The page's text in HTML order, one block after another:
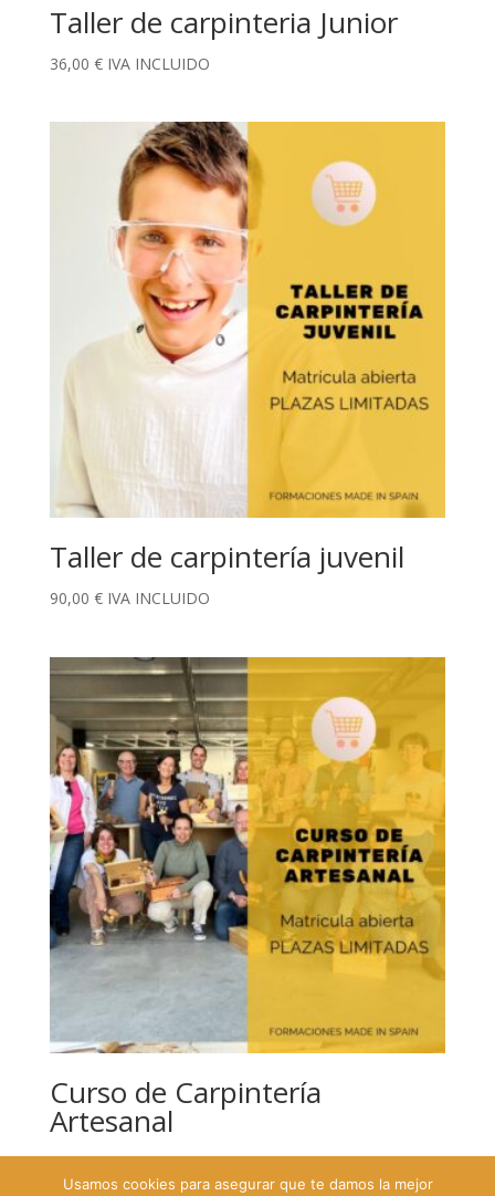
Taller de carpinteria Junior
36,00 € IVA INCLUIDO
Taller de carpintería juvenil
90,00 € IVA INCLUIDO
Curso de Carpintería
Artesanal
151,25€ IVA INCLUIDO
Usamos cookies para asegurar que te damos la mejor